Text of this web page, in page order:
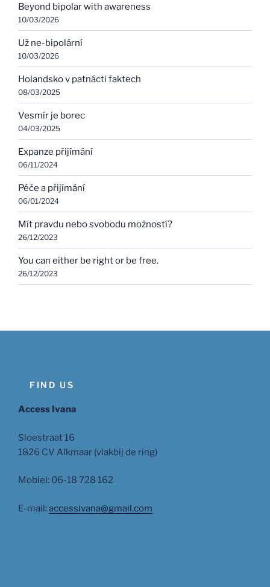
Beyond bipolar with awareness
10/03/2026
Už ne-bipolární
10/03/2026
Holandsko v patnácti faktech
08/03/2025
Vesmír je borec
04/03/2025
Expanze přijímání
06/11/2024
Péče a přijímání
06/01/2024
Mít pravdu nebo svobodu možností?
26/12/2023
You can either be right or be free.
26/12/2023
FIND US
Access Ivana
Sloestraat 16
1826 CV Alkmaar (vlakbij de ring)
Mobiel: 06-18 728 162
E-mail:accessivana@gmail.com